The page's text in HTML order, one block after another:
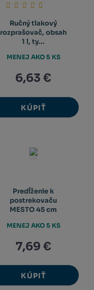
Ručný tlakový
rozprašovač, obsah
1 l, ty...
6,63 €
KÚPIŤ
MENEJ AKO 5 KS
Predĺženie k
postrekovaču
MESTO 45 cm
7,69 €
KÚPIŤ
MENEJ AKO 5 KS